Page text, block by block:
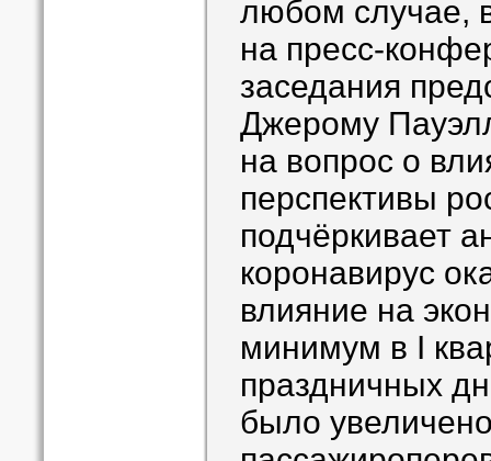
любом случае,
на пресс-
заседания
Джерому
на вопрос о
перспективы
подчёркивает
коронавирус
влияние на
минимум в I
праздничных
было